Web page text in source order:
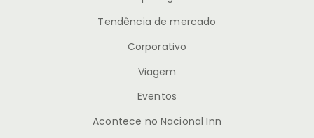
Tendência de mercado
Corporativo
Viagem
Eventos
Acontece no Nacional Inn